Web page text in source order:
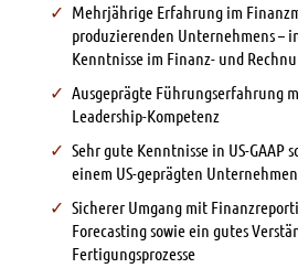
Mehrjährige Erfahrung im
produzierenden Unternehmens –
Kenntnisse im Finanz- und
Ausgeprägte Führungserfahrung
Leadership-Kompetenz
Sehr gute Kenntnisse in US-GAAP
einem US-geprägten
Sicherer Umgang mit
Forecasting sowie ein gutes
Fertigungsprozesse